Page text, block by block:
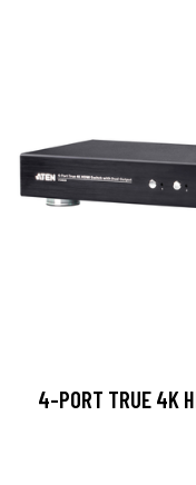
4-PORT TRUE 4K